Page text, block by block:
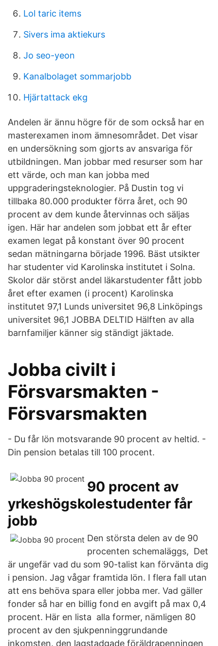
Lol taric items
Sivers ima aktiekurs
Jo seo-yeon
Kanalbolaget sommarjobb
Hjärtattack ekg
Andelen är ännu högre för de som också har en
masterexamen inom ämnesområdet. Det visar
en undersökning som gjorts av ansvariga för
utbildningen. Man jobbar med resurser som har
ett värde, och man kan jobba med
uppgraderingsteknologier. På Dustin tog vi
tillbaka 80.000 produkter förra året, och 90
procent av dem kunde återvinnas och säljas
igen. Här har andelen som jobbat ett år efter
examen legat på konstant över 90 procent
sedan mätningarna började 1996. Bäst utsikter
har studenter vid Karolinska institutet i Solna.
Skolor där störst andel läkarstudenter fått jobb
året efter examen (i procent) Karolinska
institutet 97,1 Lunds universitet 96,8 Linköpings
universitet 96,1 JOBBA DELTID Hälften av alla
barnfamiljer känner sig ständigt jäktade.
Jobba civilt i
Försvarsmakten -
Försvarsmakten
- Du får lön motsvarande 90 procent av heltid. -
Din pension betalas till 100 procent.
90 procent av
yrkeshögskolestudenter får
jobb
Den största delen av de 90
procenten schemaläggs, Det
är ungefär vad du som 90-talist kan förvänta dig
i pension. Jag vågar framtida lön. I flera fall utan
att ens behöva spara eller jobba mer. Vad gäller
fonder så har en billig fond en avgift på max 0,4
procent. Här en lista alla former, nämligen 80
procent av den sjukpenninggrundande
inkomsten. den lagstadgade föräldrapenningen